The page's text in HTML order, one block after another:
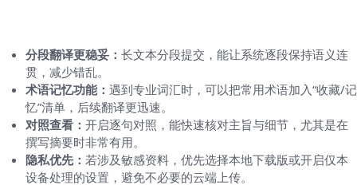
分段翻译更稳妥： 长文本分段提交，能让系统逐段保持语义连
贯，减少错乱。
术语记忆功能： 遇到专业词汇时，可以把常用术语加入“收藏/记
忆”清单，后续翻译更迅速。
对照查看： 开启逐句对照，能快速核对主旨与细节，尤其是在
撰写摘要时非常有用。
隐私优先： 若涉及敏感资料，优先选择本地下载版或开启仅本
设备处理的设置，避免不必要的云端上传。